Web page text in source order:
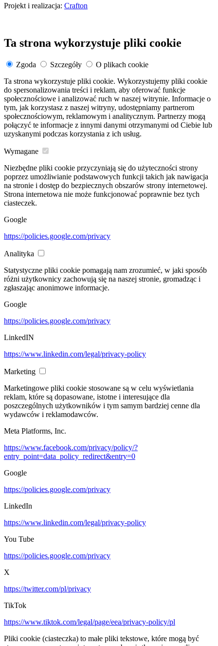
Projekt i realizacja: Crafton
Ta strona wykorzystuje pliki cookie
Zgoda Szczegóły
O plikach cookie
Ta strona wykorzystuje pliki cookie. Wykorzystujemy pliki cookie
do spersonalizowania treści i reklam, aby oferować funkcje
społecznościowe i analizować ruch w naszej witrynie. Informacje o
tym, jak korzystasz z naszej witryny, udostępniamy partnerom
społecznościowym, reklamowym i analitycznym. Partnerzy mogą
połączyć te informacje z innymi danymi otrzymanymi od Ciebie lub
uzyskanymi podczas korzystania z ich usług.
Wymagane
Niezbędne pliki cookie przyczyniają się do użyteczności strony
poprzez umożliwianie podstawowych funkcji takich jak nawigacja
na stronie i dostęp do bezpiecznych obszarów strony internetowej.
Strona internetowa nie może funkcjonować poprawnie bez tych
ciasteczek.
Google
https://policies.google.com/privacy
Analityka
Statystyczne pliki cookie pomagają nam zrozumieć, w jaki sposób
różni użytkownicy zachowują się na naszej stronie, gromadząc i
zgłaszając anonimowe informacje.
Google
https://policies.google.com/privacy
LinkedIN
https://www.linkedin.com/legal/privacy-policy
Marketing
Marketingowe pliki cookie stosowane są w celu wyświetlania
reklam, które są dopasowane, istotne i interesujące dla
poszczególnych użytkowników i tym samym bardziej cenne dla
wydawców i reklamodawców.
Meta Platforms, Inc.
https://www.facebook.com/privacy/policy/?
entry_point=data_policy_redirect&entry=0
Google
https://policies.google.com/privacy
LinkedIn
https://www.linkedin.com/legal/privacy-policy
You Tube
https://policies.google.com/privacy
X
https://twitter.com/pl/privacy
TikTok
https://www.tiktok.com/legal/page/eea/privacy-policy/pl
Pliki cookie (ciasteczka) to małe pliki tekstowe, które mogą być